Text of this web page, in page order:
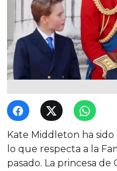
Kate Middleton ha
lo que respecta a la
pasado. La princesa